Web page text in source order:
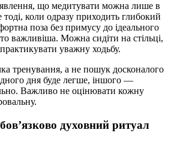
що медитувати можна лише в
тоді, коли одразу приходить глибокий
поза без примусу до ідеального
важливіша. Можна сидіти на стільці,
уважну ходьбу.
тренування, а не пошук досконалого
дня буде легше, іншого —
Важливо не оцінювати кожну
духовний ритуал